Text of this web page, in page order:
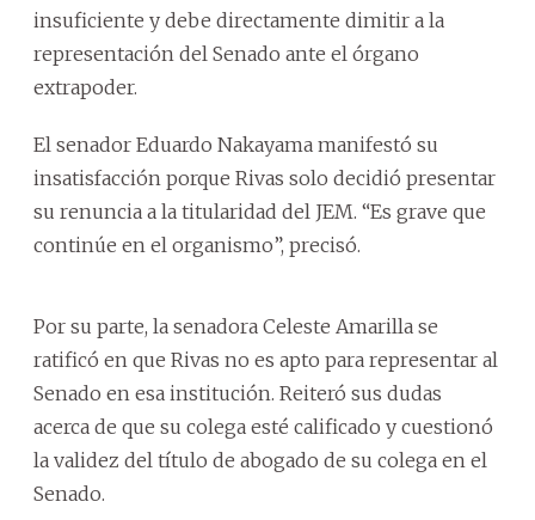
insuficiente y debe directamente dimitir a la
representación del Senado ante el órgano
extrapoder.
El senador Eduardo Nakayama manifestó su
insatisfacción porque Rivas solo decidió presentar
su renuncia a la titularidad del JEM. “Es grave que
continúe en el organismo”, precisó.
Por su parte, la senadora Celeste Amarilla se
ratificó en que Rivas no es apto para representar al
Senado en esa institución. Reiteró sus dudas
acerca de que su colega esté calificado y cuestionó
la validez del título de abogado de su colega en el
Senado.